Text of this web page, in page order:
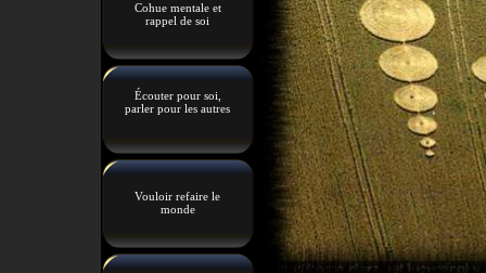
Cohue mentale et
rappel de soi
Écouter pour soi,
parler pour les autres
Vouloir refaire le
monde